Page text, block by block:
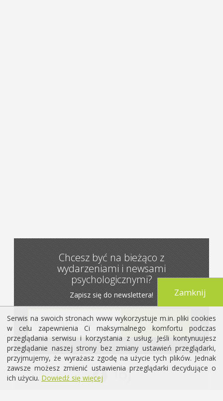
Chcesz być na bieżąco z
wydarzeniami i newsami
psychologicznymi?
Zapisz się do newslettera!
Serwis na swoich stronach www wykorzystuje m.in. pliki cookies
w celu zapewnienia Ci maksymalnego komfortu podczas
przeglądania serwisu i korzystania z usług. Jeśli kontynuujesz
przeglądanie naszej strony bez zmiany ustawień przeglądarki,
przyjmujemy, że wyrażasz zgodę na użycie tych plików. Jednak
zawsze możesz zmienić ustawienia przeglądarki decydujące o
ich użyciu. Dowiedź się więcej
Zamknij